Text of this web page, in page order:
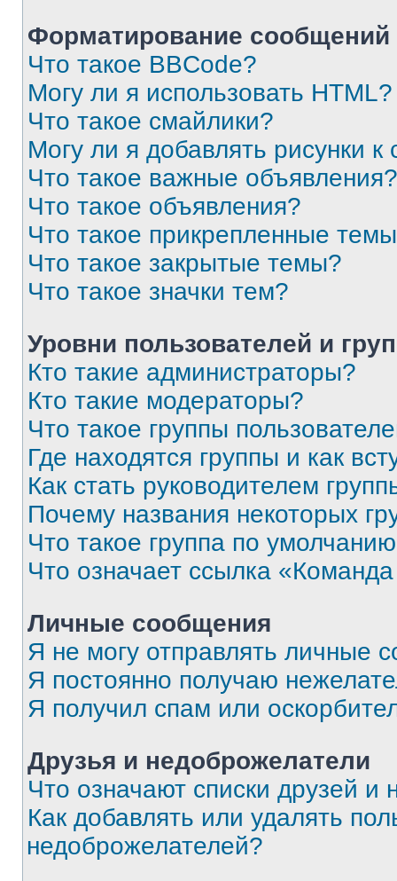
Форматирование
Что такое BBCode?
Могу ли я использовать HTML?
Что такое смайлики?
Могу ли я добавлять рисунки
Что такое важные объявления?
Что такое объявления?
Что такое прикрепленные
Что такое закрытые темы?
Что такое значки тем?
Уровни пользователей и
Кто такие администраторы?
Кто такие модераторы?
Что такое группы
Где находятся группы и как
Как стать руководителем
Почему названия некоторых
Что такое группа по
Что означает ссылка
Личные сообщения
Я не могу отправлять личные
Я постоянно получаю
Я получил спам или
Друзья и недоброжелатели
Что означают списки друзей и
Как добавлять или удалять
недоброжелателей?